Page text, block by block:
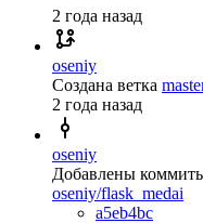
2 года назад
oseniy
Создана ветка
2 года назад
oseniy
Добавлены
oseniy/flask_medai
a5eb4bc